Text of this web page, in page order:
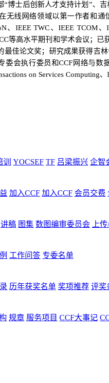
“博士后创新人才支持计划 ”、吉
无线网络领域以第一作者和通
、 IEEE TWC、IEEE TCOM、
等高水平期刊和学术会议；已
最佳论文奖；研究成果获得吉
委会执行委员和CCF网络与数
on Services Computing、
训 YOCSEF TF 吕梁振兴 企智
加入CCF 加入CCF 会员交费
讲稿 图集 数图编审委员会 上
工作问答 专委名单
历年获奖名单 奖项推荐 评奖
规章 服务项目 CCF大事记